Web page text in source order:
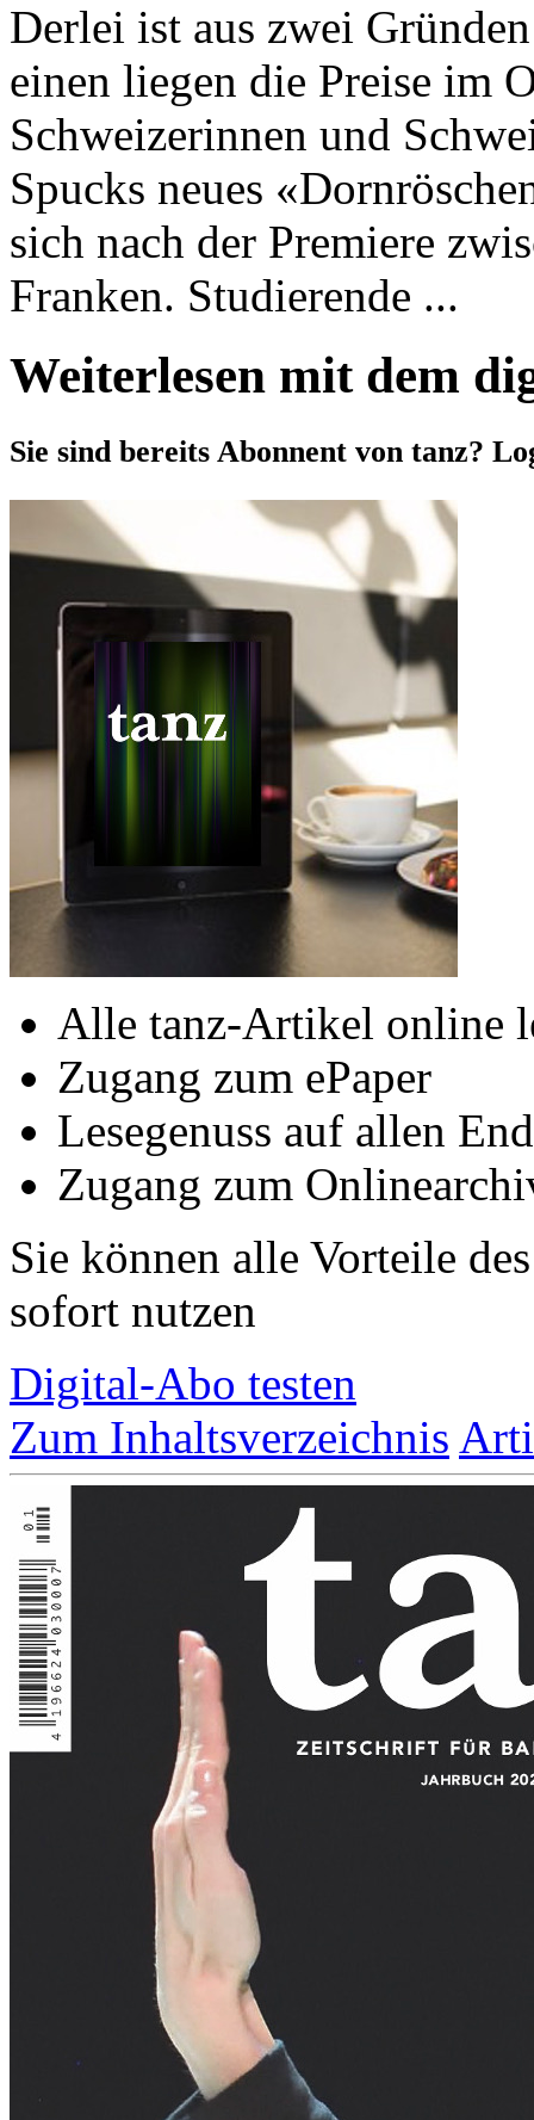
Derlei ist aus zwei
einen liegen die Preise im
Schweizerinnen und
Spucks neues
sich nach der Premiere
Franken. Studierende ...
Weiterlesen mit dem
Sie sind bereits Abonnent von tanz?
Alle tanz-Artikel online
Zugang zum ePaper
Lesegenuss auf allen
Zugang zum
Sie können alle Vorteile
sofort nutzen
Digital-Abo testen
Zum Inhaltsverzeichnis